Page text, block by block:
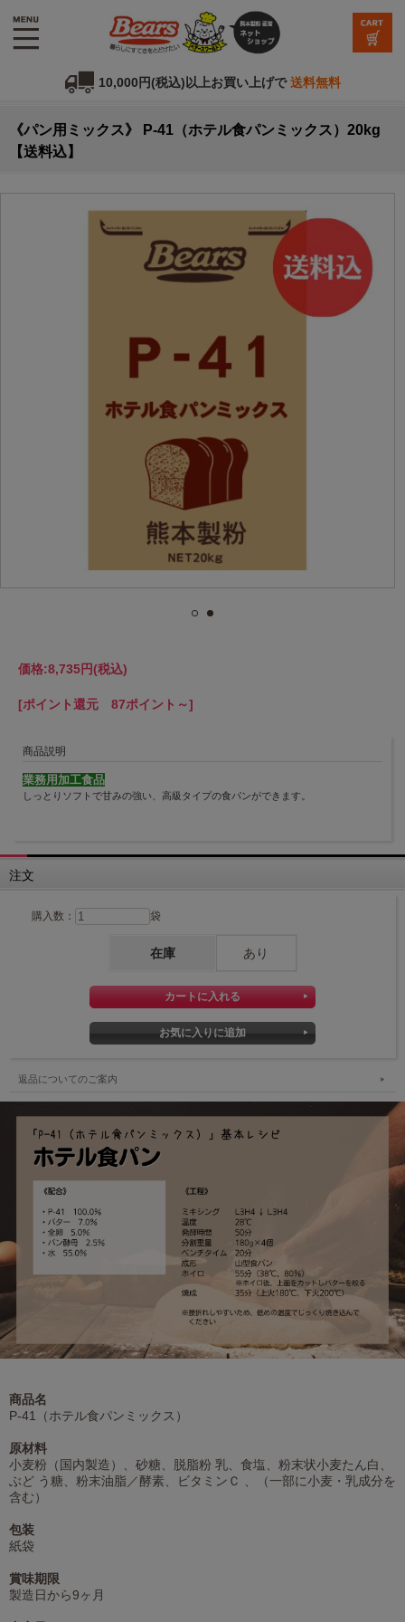
10,000円(税込)以上お買い上げで送料無料
《パン用ミックス》 P-41（ホテル食パンミックス）20kg
【送料込】
価格:8,735円(税込)
[ポイント還元 87ポイント～]
商品説明
業務用加工食品
しっとりソフトで甘みの強い、高級タイプの食パンができます。
注文
購入数： 袋
在庫 あり
返品についてのご案内
商品名
P-41（ホテル食パンミックス）
原材料
小麦粉（国内製造）、砂糖、脱脂粉 乳、食塩、粉末状小麦たん白、
ぶど う糖、粉末油脂／酵素、ビタミンＣ 、（一部に小麦・乳成分を
含む）
包装
紙袋
賞味期限
製造日から9ヶ月